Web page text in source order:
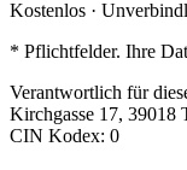
Kostenlos ·
* Pflichtfelder. Ihre
Verantwortlich für
Kirchgasse 17, 39018
CIN Kodex: 0